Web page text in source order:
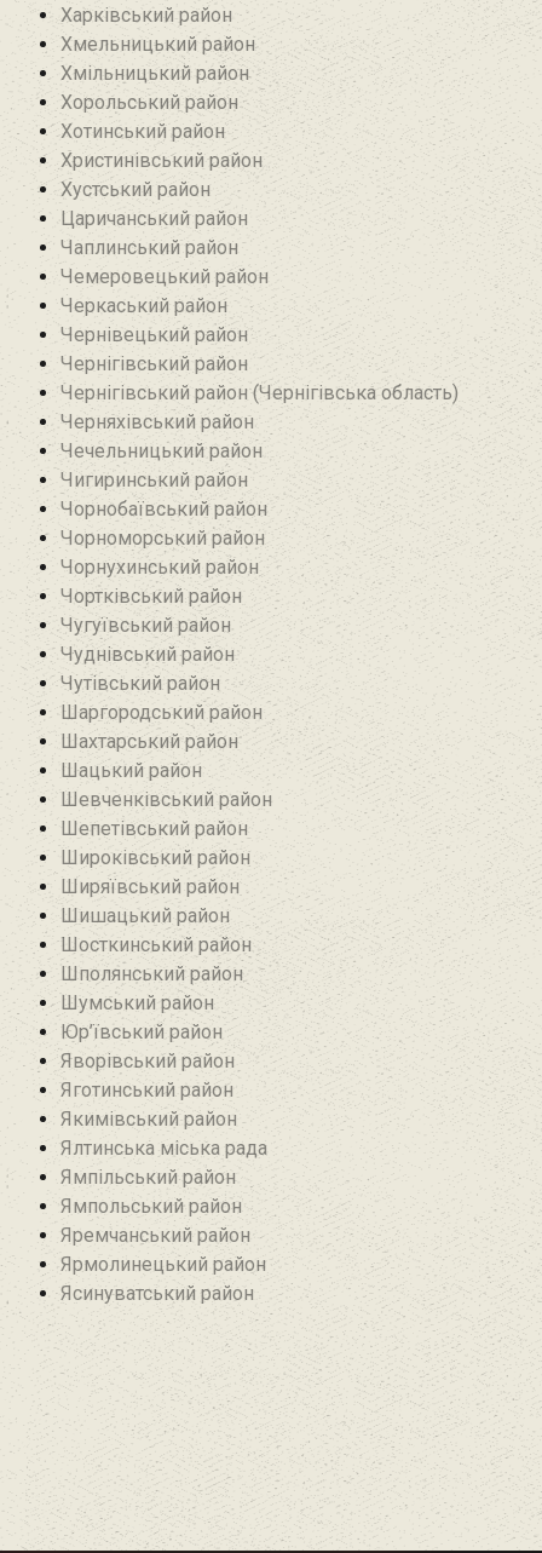
Харківський район
Хмельницький район
Хмільницький район
Хорольський район
Хотинський район‎
Христинівський район
Хустський район
Царичанський район
Чаплинський район
Чемеровецький район
Черкаський район
Чернівецький район
Чернігівський район
Чернігівський район (Чернігівська область)
Черняхівський район‎
Чечельницький район
Чигиринський район
Чорнобаївський район
Чорноморський район
Чорнухинський район‎
Чортківський район
Чугуївський район
Чуднівський район
Чутівський район
Шаргородський район
Шахтарський район‎
Шацький район
Шевченківський район
Шепетівський район
Широківський район
Ширяївський район
Шишацький район
Шосткинський район
Шполянський район
Шумський район
Юр’ївський район
Яворівський район
Яготинський район
Якимівський район
Ялтинська міська рада
Ямпільський район
Ямпольський район
Яремчанський район
Ярмолинецький район
Ясинуватський район